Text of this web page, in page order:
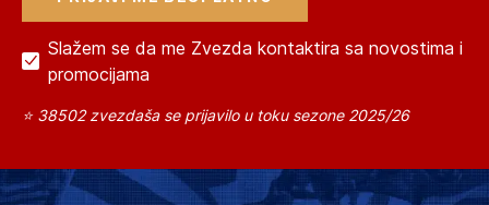
Slažem se da me Zvezda kontaktira sa novostima i
promocijama
⭐ 38502 zvezdaša se prijavilo u toku sezone 2025/26